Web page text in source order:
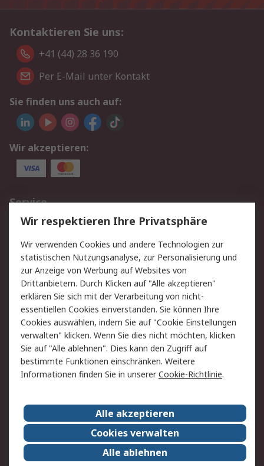
Kontaktieren Sie uns:
+41 (44) 28 36 190
Per E-Mail unter Kontakt
Sie finden uns auch auf:
Wir akzeptieren:
Service
Value Added Services
Lieferlösungen
Rücksendungen
Kontakt
Hilfe
Rechtliches
AGB
Datenschutz
Cookie-Richtlinie
Zahlungsbedingungen
Copyright/Impressum
Über RS
Karriere bei RS
Nachhaltigkeit
Qualität/Umwelt/ZertifikatePresse-Center
Event-Center
Wir respektieren Ihre Privatsphäre
Wir verwenden Cookies und andere Technologien zur
statistischen Nutzungsanalyse, zur Personalisierung und
zur Anzeige von Werbung auf Websites von
Drittanbietern. Durch Klicken auf "Alle akzeptieren"
erklären Sie sich mit der Verarbeitung von nicht-
essentiellen Cookies einverstanden. Sie können Ihre
Cookies auswählen, indem Sie auf "Cookie Einstellungen
verwalten" klicken. Wenn Sie dies nicht möchten, klicken
Sie auf "Alle ablehnen". Dies kann den Zugriff auf
bestimmte Funktionen einschränken. Weitere
Informationen finden Sie in unsererCookie-Richtlinie.
Alle akzeptieren
Cookies verwalten
Alle ablehnen